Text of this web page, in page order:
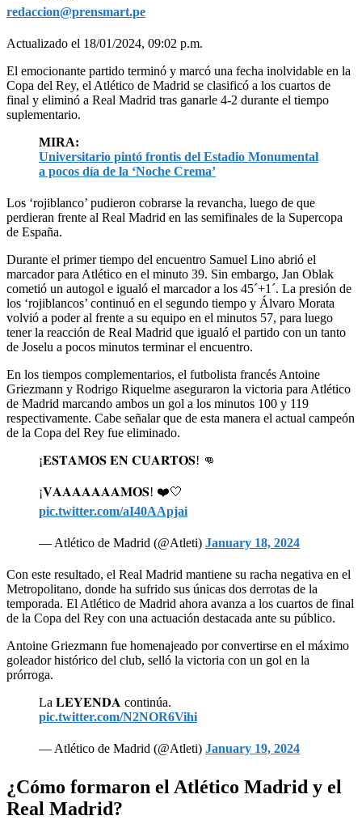
redaccion@prensmart.pe
Actualizado el 18/01/2024, 09:02 p.m.
El emocionante partido terminó y marcó una fecha inolvidable en la
Copa del Rey, el Atlético de Madrid se clasificó a los cuartos de
final y eliminó a Real Madrid tras ganarle 4-2 durante el tiempo
suplementario.
MIRA:
Universitario pintó frontis del Estadio Monumental
a pocos día de la ‘Noche Crema’
Los ‘rojiblanco’ pudieron cobrarse la revancha, luego de que
perdieran frente al Real Madrid en las semifinales de la Supercopa
de España.
Durante el primer tiempo del encuentro Samuel Lino abrió el
marcador para Atlético en el minuto 39. Sin embargo, Jan Oblak
cometió un autogol e igualó el marcador a los 45´+1´. La presión de
los ‘rojiblancos’ continuó en el segundo tiempo y Álvaro Morata
volvió a poder al frente a su equipo en el minutos 57, para luego
tener la reacción de Real Madrid que igualó el partido con un tanto
de Joselu a pocos minutos terminar el encuentro.
En los tiempos complementarios, el futbolista francés Antoine
Griezmann y Rodrigo Riquelme aseguraron la victoria para Atlético
de Madrid marcando ambos un gol a los minutos 100 y 119
respectivamente. Cabe señalar que de esta manera el actual campeón
de la Copa del Rey fue eliminado.
¡𝐄𝐒𝐓𝐀𝐌𝐎𝐒 𝐄𝐍 𝐂𝐔𝐀𝐑𝐓𝐎𝐒! 👊
¡𝐕𝐀𝐀𝐀𝐀𝐀𝐀𝐀𝐌𝐎𝐒! ❤️🤍
pic.twitter.com/aI40AApjai
— Atlético de Madrid (@Atleti) January 18, 2024
Con este resultado, el Real Madrid mantiene su racha negativa en el
Metropolitano, donde ha sufrido sus únicas dos derrotas de la
temporada. El Atlético de Madrid ahora avanza a los cuartos de final
de la Copa del Rey con una actuación destacada ante su público.
Antoine Griezmann fue homenajeado por convertirse en el máximo
goleador histórico del club, selló la victoria con un gol en la
prórroga.
La 𝐋𝐄𝐘𝐄𝐍𝐃𝐀 continúa.
pic.twitter.com/N2NOR6Vihi
— Atlético de Madrid (@Atleti) January 19, 2024
¿Cómo formaron el Atlético Madrid y el
Real Madrid?